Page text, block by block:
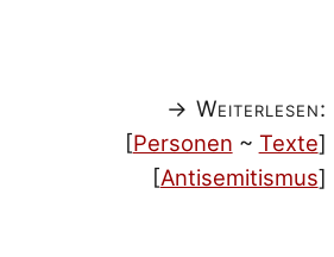
→ Weiterlesen:
[Personen ~ Texte]
[Antisemitismus]